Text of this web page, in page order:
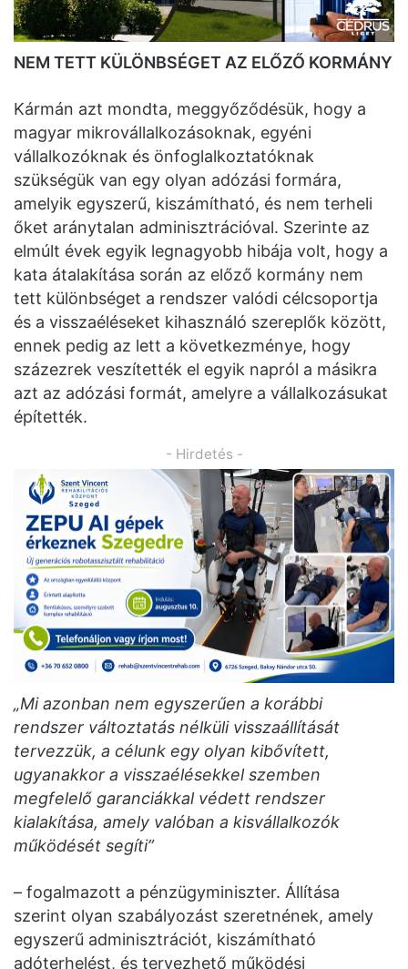
NEM TETT KÜLÖNBSÉGET AZ ELŐZŐ KORMÁNY
Kármán azt mondta, meggyőződésük, hogy a
magyar mikrovállalkozásoknak, egyéni
vállalkozóknak és önfoglalkoztatóknak
szükségük van egy olyan adózási formára,
amelyik egyszerű, kiszámítható, és nem terheli
őket aránytalan adminisztrációval. Szerinte az
elmúlt évek egyik legnagyobb hibája volt, hogy a
kata átalakítása során az előző kormány nem
tett különbséget a rendszer valódi célcsoportja
és a visszaéléseket kihasználó szereplők között,
ennek pedig az lett a következménye, hogy
százezrek veszítették el egyik napról a másikra
azt az adózási formát, amelyre a vállalkozásukat
építették.
- Hirdetés -
„Mi azonban nem egyszerűen a korábbi
rendszer változtatás nélküli visszaállítását
tervezzük, a célunk egy olyan kibővített,
ugyanakkor a visszaélésekkel szemben
megfelelő garanciákkal védett rendszer
kialakítása, amely valóban a kisvállalkozók
működését segíti”
– fogalmazott a pénzügyminiszter. Állítása
szerint olyan szabályozást szeretnének, amely
egyszerű adminisztrációt, kiszámítható
adóterhelést, és tervezhető működési